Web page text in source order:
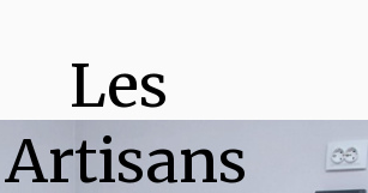
Les
Artisans